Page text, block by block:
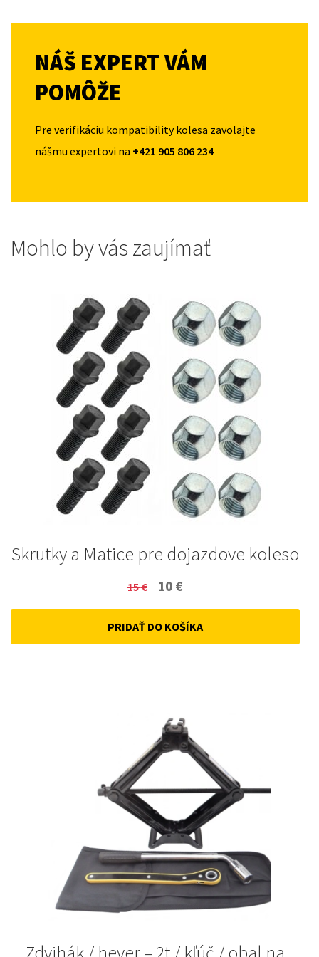
NÁŠ EXPERT VÁM
POMÔŽE
Pre verifikáciu kompatibility kolesa zavolajte
nášmu expertovi na +421 905 806 234
Mohlo by vás zaujímať
Skrutky a Matice pre dojazdove koleso
15€
Original
price
was:
10 €
price
is:
PRIDAŤ DO KOŠÍKA